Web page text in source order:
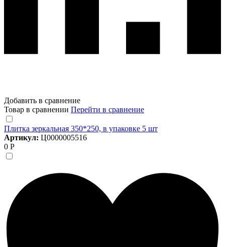
Добавить в сравнение
Товар в сравнении Перейти в сравнение
Плитка зеркальная 350*250, в упаковке 5 шт
Артикул: Ц0000005516
0 Р